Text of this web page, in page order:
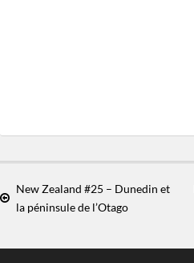
New Zealand #25 – Dunedin et
la péninsule de l’Otago